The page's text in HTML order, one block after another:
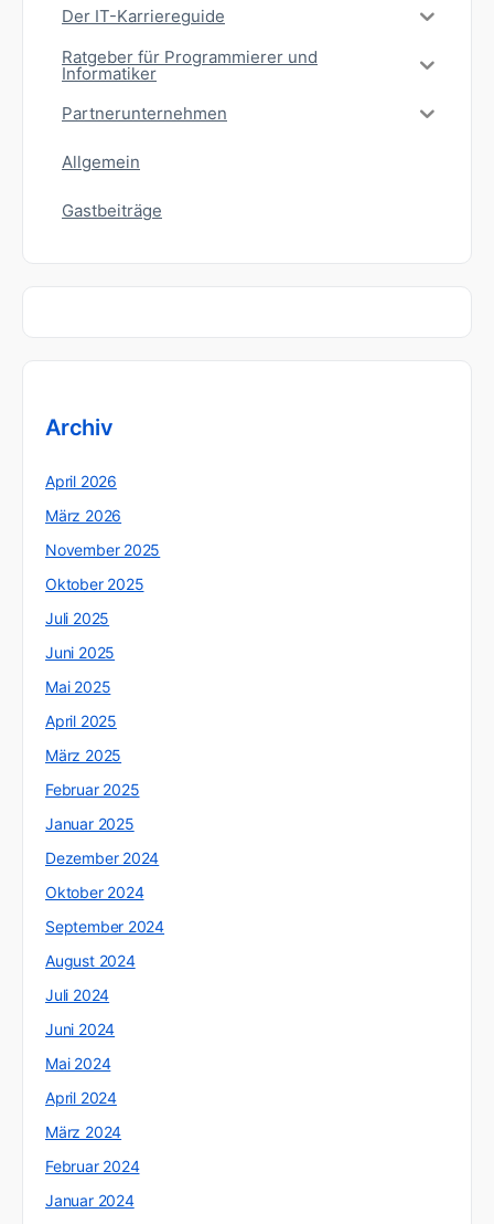
Der IT-Karriereguide
Ratgeber für Programmierer und
Informatiker
Partnerunternehmen
Allgemein
Gastbeiträge
Archiv
April 2026
März 2026
November 2025
Oktober 2025
Juli 2025
Juni 2025
Mai 2025
April 2025
März 2025
Februar 2025
Januar 2025
Dezember 2024
Oktober 2024
September 2024
August 2024
Juli 2024
Juni 2024
Mai 2024
April 2024
März 2024
Februar 2024
Januar 2024